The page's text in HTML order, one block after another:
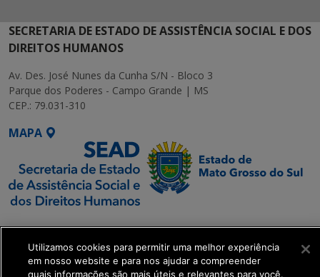
SECRETARIA DE ESTADO DE ASSISTÊNCIA SOCIAL E DOS
DIREITOS HUMANOS
Av. Des. José Nunes da Cunha S/N - Bloco 3
Parque dos Poderes - Campo Grande | MS
CEP.: 79.031-310
MAPA
SETDIG | Secretaria-
Executiva de
Transformação Digital
Utilizamos cookies para permitir uma melhor experiência
em nosso website e para nos ajudar a compreender
quais informações são mais úteis e relevantes para você.